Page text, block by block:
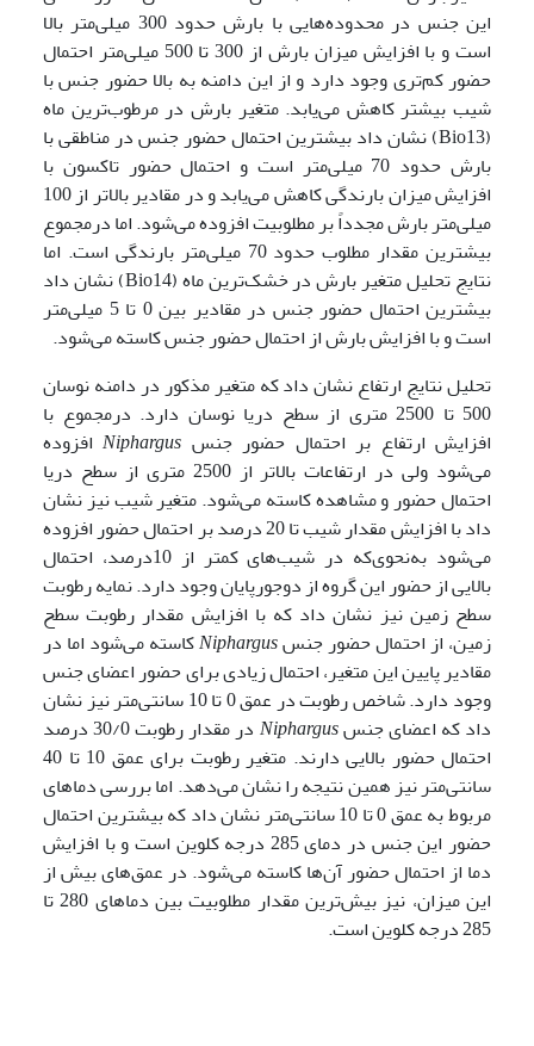
این جنس در محدوده‌هایی با بارش حدود 300 میلی‌متر بالا
است و با افزایش میزان بارش از 300 تا 500 میلی‌متر احتمال
حضور کم‌تری وجود دارد و از این دامنه به بالا حضور جنس با
شیب بیشتر کاهش می‌یابد. متغیر بارش در مرطوب‌ترین ماه
(Bio13) نشان داد بیشترین احتمال حضور جنس در مناطقی با
بارش حدود 70 میلی‌متر است و احتمال حضور تاکسون با
افزایش میزان بارندگی کاهش می‌یابد و در مقادیر بالاتر از 100
میلی‌متر بارش مجدداً بر مطلوبیت افزوده می‌شود. اما درمجموع
بیشترین مقدار مطلوب حدود 70 میلی‌متر بارندگی است. اما
نتایج تحلیل متغیر بارش در خشک‌ترین ماه (Bio14) نشان داد
بیشترین احتمال حضور جنس در مقادیر بین 0 تا 5 میلی‌متر
است و با افزایش بارش از احتمال حضور جنس کاسته می‌شود.
تحلیل نتایج ارتفاع نشان داد که متغیر مذکور در دامنه نوسان
500 تا 2500 متری از سطح دریا نوسان دارد. درمجموع با
افزایش ارتفاع بر احتمال حضور جنس Niphargusافزوده
می‌شود ولی در ارتفاعات بالاتر از 2500 متری از سطح دریا
احتمال حضور و مشاهده کاسته می‌شود. متغیر شیب نیز نشان
داد با افزایش مقدار شیب تا 20 درصد بر احتمال حضور افزوده
می‌شود به‌نحوی‌که در شیب‌های کمتر از 10درصد، احتمال
بالایی از حضور این گروه از دوجورپایان وجود دارد. نمایه رطوبت
سطح زمین نیز نشان داد که با افزایش مقدار رطوبت سطح
زمین، از احتمال حضور جنسNiphargusکاسته می‌شود اما در
مقادیر پایین این متغیر، احتمال زیادی برای حضور اعضای جنس
وجود دارد. شاخص رطوبت در عمق 0 تا 10 سانتی‌متر نیز نشان
داد که اعضای جنسNiphargus
در مقدار رطوبت 30/0 درصد
احتمال حضور بالایی دارند. متغیر رطوبت برای عمق 10 تا 40
سانتی‌متر نیز همین نتیجه را نشان می‌دهد. اما بررسی دماهای
مربوط به عمق 0 تا 10 سانتی‌متر نشان داد که بیشترین احتمال
حضور این جنس در دمای 285 درجه کلوین است و با افزایش
دما از احتمال حضور آن‌ها کاسته می‌شود. در عمق‌های بیش از
این میزان، نیز بیش‌ترین مقدار مطلوبیت بین دماهای 280 تا
285 درجه کلوین است.